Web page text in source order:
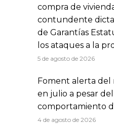
compra de
contundente
de Garantías
los ataques a la
5 de agosto de 2026
Foment alerta
en julio a pesar
comportamiento
4 de agosto de 2026